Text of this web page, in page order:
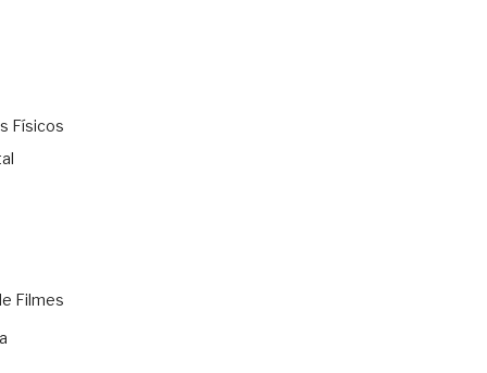
Físicos
Filmes